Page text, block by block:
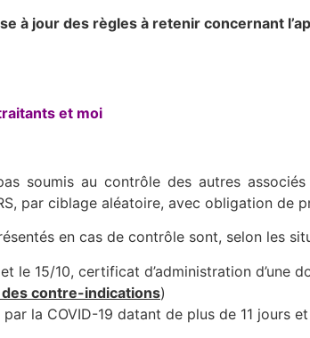
à jour des règles à retenir concernant
et moi
soumis au contrôle des autres
par ciblage aléatoire, avec obligation de
en cas de contrôle sont, selon les
le 15/10, certificat d’administration d’une
contre-indications)
la COVID-19 datant de plus de 11 jours